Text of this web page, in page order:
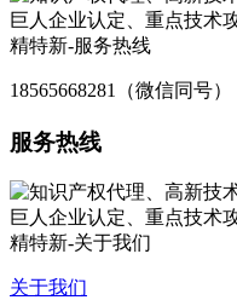
18565668281（微信同号）
服务热线
关于我们